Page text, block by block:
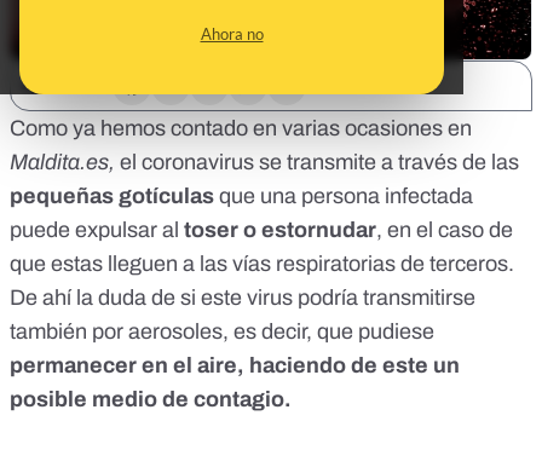
Ahora no
Como ya hemos contado en varias ocasiones en
Maldita.es, el coronavirus se transmite a través de las
pequeñas gotículas que una persona infectada
puede expulsar al toser o estornudar, en el caso de
que estas lleguen a las vías respiratorias de terceros.
De ahí la duda de si este virus podría transmitirse
también por aerosoles, es decir, que pudiese
permanecer en el aire, haciendo de este un
posible medio de contagio.